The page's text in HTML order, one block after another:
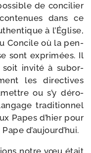
de conci­lier
dans ce
à l’Église,
Concile où la pen­
sont expri­mées. Il
soit invi­té à subor­
les direc­tives
ou s’y déro­
tra­di­tion­nel
Papes d’hier pour
d’aujourd’hui.
notre vœu était